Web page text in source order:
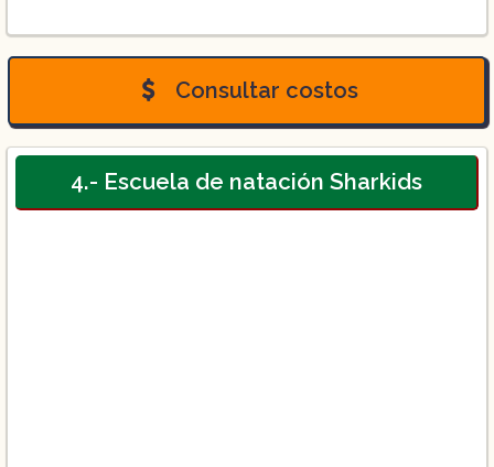
clases de mamá y bebé.
clases de terapia física.
Consultar costos
4.- Escuela de natación Sharkids